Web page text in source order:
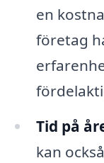
en
företag
Tid på
kan